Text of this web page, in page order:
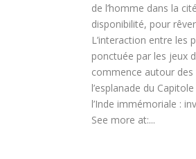
de l’homme dans la
disponibilité, pour
L’interaction entre les
ponctuée par les jeux
commence autour des
l’esplanade du
l’Inde immémoriale :
See more at:...